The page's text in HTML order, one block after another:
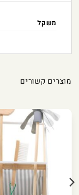
משקל
מוצרים קשורים